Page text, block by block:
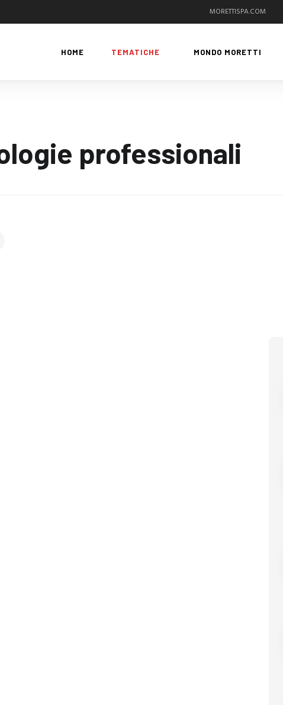
MORETTISPA.COM
HOME TEMATICHE MONDO MORETTI
professionali